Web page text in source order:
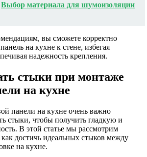
Выбор материала для шумоизоляции
вы сможете корректно
на кухне к стене, избегая
надежность крепления.
стыки при монтаже
на кухне
панели на кухне очень важно
стыки, чтобы получить гладкую и
В этой статье мы рассмотрим
как достичь идеальных стыков между
на кухне.